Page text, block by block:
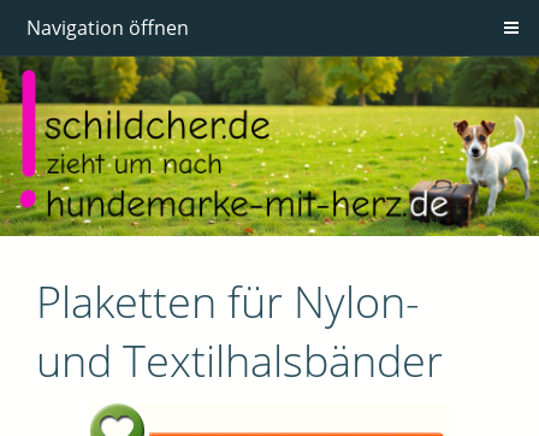
Navigation öffnen
Plaketten für Nylon-
und Textilhalsbänder